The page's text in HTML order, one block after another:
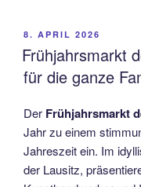
VERÖFFENTLICHT
AM
8. APRIL 2026
Frühjahrsmarkt
für die ganze
Der Frühjahrsmarkt
Jahr zu einem
Jahreszeit ein. Im
der Lausitz,